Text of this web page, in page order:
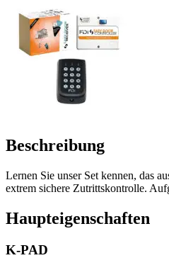
Beschreibung
Lernen Sie unser Set kennen, das
extrem sichere Zutrittskontrolle.
Haupteigenschaften
K-PAD